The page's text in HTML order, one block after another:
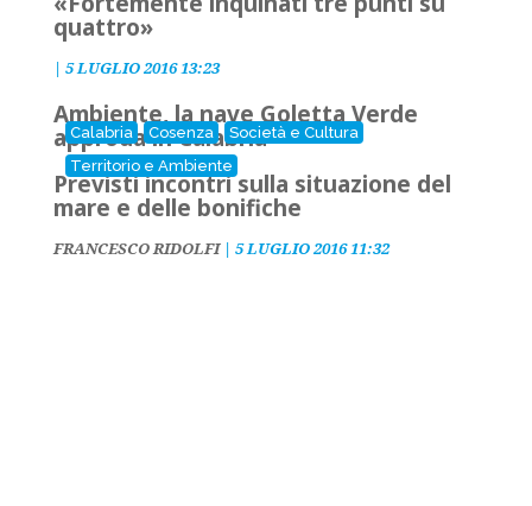
quattro»
| 5 LUGLIO 2016 13:23
Calabria Cosenza
Società e Cultura
Territorio e Ambiente
Ambiente, la nave Goletta Verde
approda in Calabria
Previsti incontri sulla situazione del
mare e delle bonifiche
FRANCESCO RIDOLFI| 5 LUGLIO 2016 11:32